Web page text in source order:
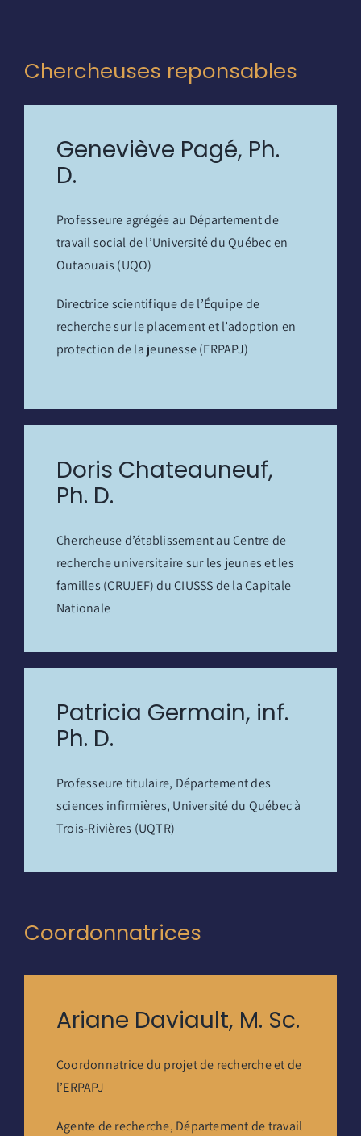
Chercheuses reponsables
Geneviève Pagé, Ph.
D.
Professeure agrégée au Département de
travail social de l’Université du Québec en
Outaouais (UQO)
Directrice scientifique de l’Équipe de
recherche sur le placement et l’adoption en
protection de la jeunesse (ERPAPJ)
Doris Chateauneuf,
Ph. D.
Chercheuse d’établissement au Centre de
recherche universitaire sur les jeunes et les
familles (CRUJEF) du CIUSSS de la Capitale
Nationale
Patricia Germain, inf.
Ph. D.
Professeure titulaire, Département des
sciences infirmières, Université du Québec à
Trois-Rivières (UQTR)
Coordonnatrices
Ariane Daviault, M. Sc.
Coordonnatrice du projet de recherche et de
l’ERPAPJ
Agente de recherche, Département de travail